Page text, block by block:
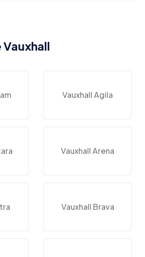
Vauxhall
Vauxhall Agila
Vauxhall Arena
Vauxhall Brava